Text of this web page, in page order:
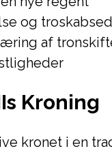
og troskabsed
af
Kroning
kronet i en